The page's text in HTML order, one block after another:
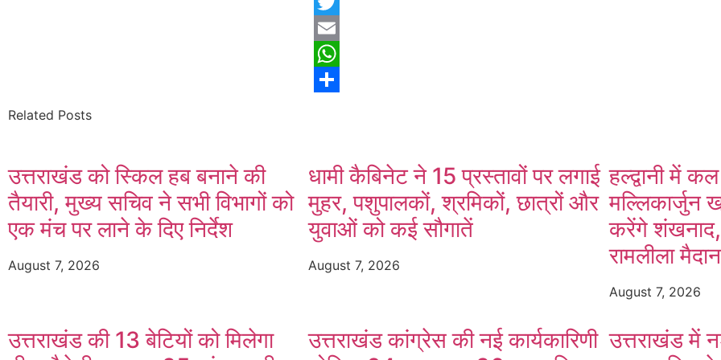
Twitter
Email
WhatsApp
Related Posts
उत्तराखंड को स्किल हब बनाने की
तैयारी, मुख्य सचिव ने सभी विभागों को
एक मंच पर लाने के दिए निर्देश
August 7, 2026
धामी कैबिनेट ने 15 प्रस्तावों पर लगाई
मुहर, पशुपालकों, श्रमिकों, छात्रों और
युवाओं को कई सौगातें
August 7, 2026
हल्द्वानी में
मल्लिकार्जुन
करेंगे शंखनाद,
रामलीला
August 7, 2026
उत्तराखंड की 13 बेटियों को मिलेगा
उत्तराखंड कांग्रेस की नई कार्यकारिणी उत्तराखंड में